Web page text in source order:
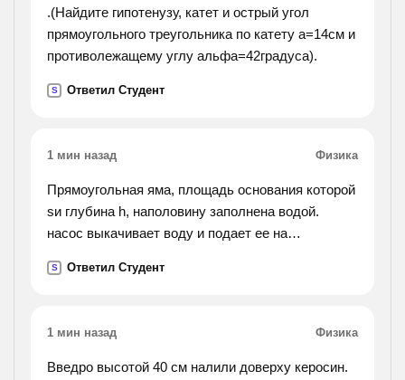
.(Найдите гипотенузу, катет и острый угол
прямоугольного треугольника по катету а=14см и
противолежащему углу альфа=42градуса).
S Ответил Студент
1 мин назад Физика
Прямоугольная яма, площадь основания которой
sи глубина h, наполовину заполнена водой.
насос выкачивает воду и подает ее на
радиусом r. какую минимальную работу
за время t?
S Ответил Студент
1 мин назад Физика
Введро высотой 40 см налили доверху керосин.